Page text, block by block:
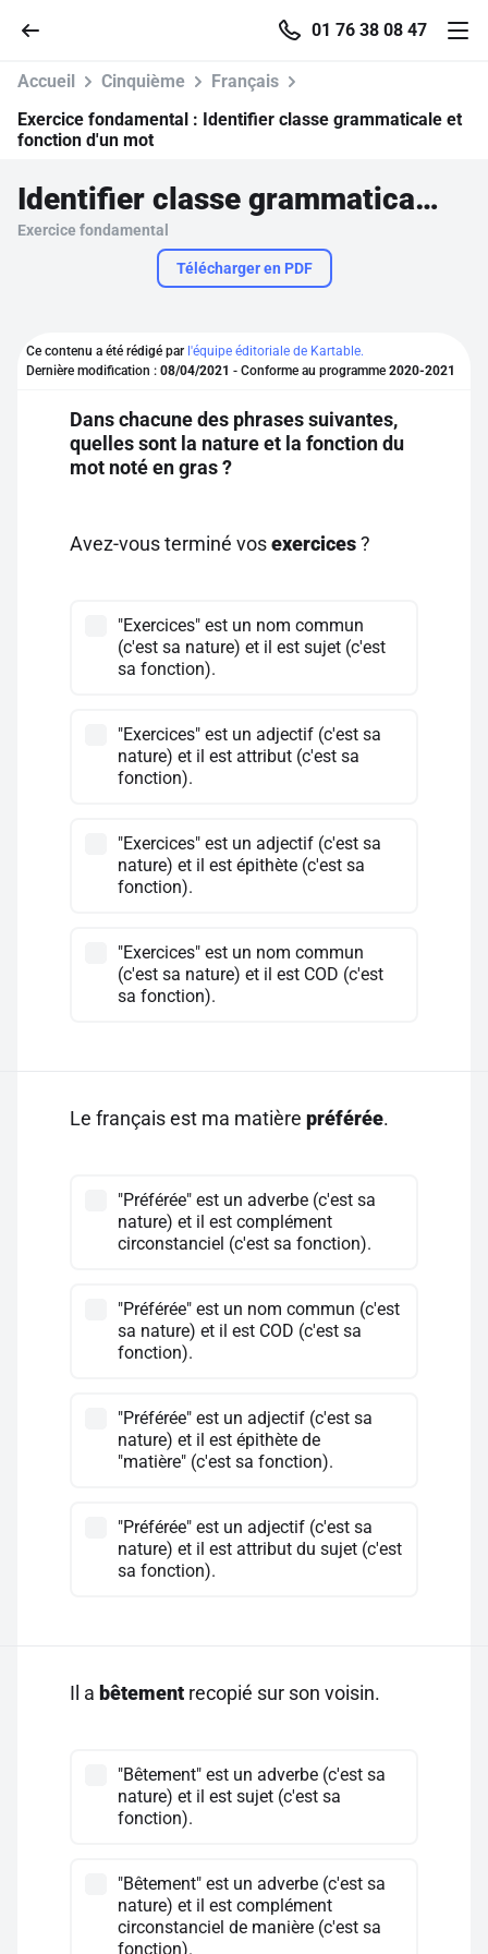
01 76 38 08 47
Parcourir
Se connecter
S'inscrire gratuitement
Pour profiter de 10 contenus offerts.
Accueil Cinquième
Français
Exercice fondamental : Identifier classe grammaticale et
fonction d'un mot
Identifier classe grammaticale et fonction d'un mot
Exercice fondamental
Télécharger en PDF
Ce contenu a été rédigé par l'équipe éditoriale de Kartable.
Dernière modification : 08/04/2021 - Conforme au programme 2020-2021
Dans chacune des phrases suivantes,
quelles sont la nature et la fonction du
mot noté en gras ?
Avez-vous terminé vosexercices?
"Exercices" est un nom commun
(c'est sa nature) et il est sujet (c'est
sa fonction).
"Exercices" est un adjectif (c'est sa
nature) et il est attribut (c'est sa
fonction).
"Exercices" est un adjectif (c'est sa
nature) et il est épithète (c'est sa
fonction).
"Exercices" est un nom commun
(c'est sa nature) et il est COD (c'est
sa fonction).
Le français est ma matière préférée.
"Préférée" est un adverbe (c'est sa
nature) et il est complément
circonstanciel (c'est sa fonction).
"Préférée" est un nom commun (c'est
sa nature) et il est COD (c'est sa
fonction).
"Préférée" est un adjectif (c'est sa
nature) et il est épithète de
"matière" (c'est sa fonction).
"Préférée" est un adjectif (c'est sa
nature) et il est attribut du sujet (c'est
sa fonction).
Il a bêtement recopié sur son voisin.
"Bêtement" est un adverbe (c'est sa
nature) et il est sujet (c'est sa
fonction).
"Bêtement" est un adverbe (c'est sa
nature) et il est complément
circonstanciel de manière (c'est sa
fonction).